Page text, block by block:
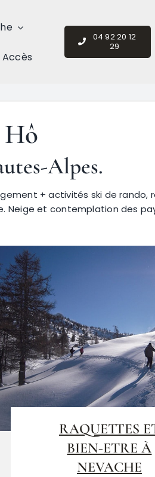
Accès
04 92 20 12
29
Hô
Alpes.
+ activités ski de rando,
Neige et contemplation des
RAQUETTES
BIEN-ETRE À
NEVACHE